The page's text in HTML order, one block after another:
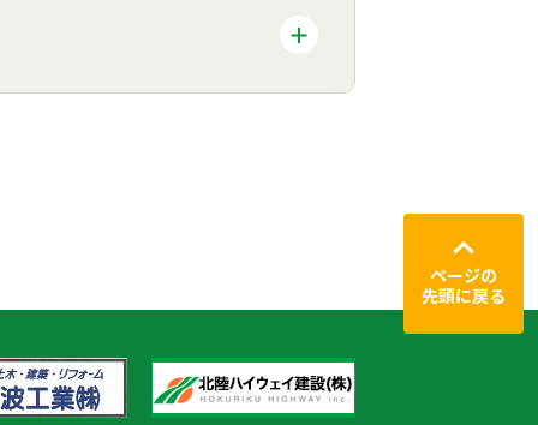
ページの
先頭に戻る